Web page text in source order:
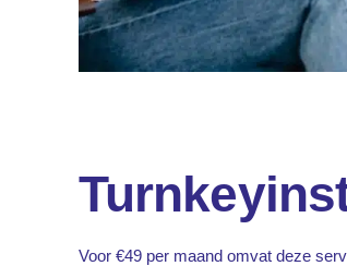
Voor €49 per maand omvat deze